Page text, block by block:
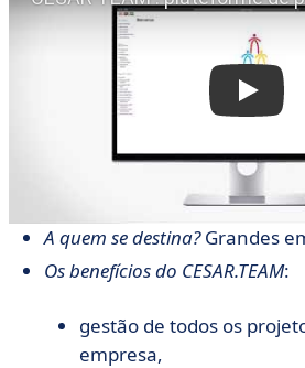
A quem se destina?Grandes
Os benefícios do CESAR.TEAM:
gestão de todos os
empresa,